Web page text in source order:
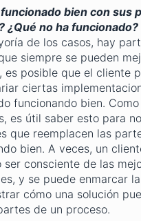
bien con sus
¿Qué no ha funcionado?
de los casos, hay
siempre se pueden
es posible que el cliente
ciertas
funcionando bien.
es útil saber esto para
que reemplacen las
bien. A veces, un
ser consciente de las
y se puede enmarcar
cómo una solución
de un proceso.